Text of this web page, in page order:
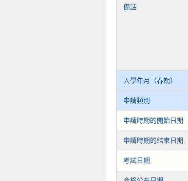
備註
入學年月（春期）
申請類別
申請時期的開始日期
申請時期的結束日期
考試日期